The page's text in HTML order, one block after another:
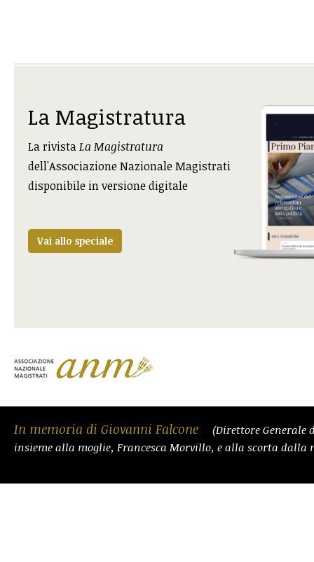
La Magistratura
La rivistaLa Magistratura
dell'Associazione Nazionale Magistrati
disponibile in versione digitale
Vai allo speciale
In memoria di Giovanni Falcone
(Direttore Generale
insieme alla moglie, Francesca Morvillo, e alla scorta dalla